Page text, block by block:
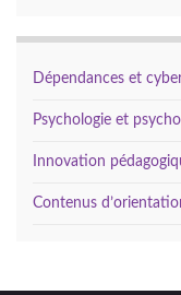
Dépendances et
Psychologie et
Innovation
Contenus